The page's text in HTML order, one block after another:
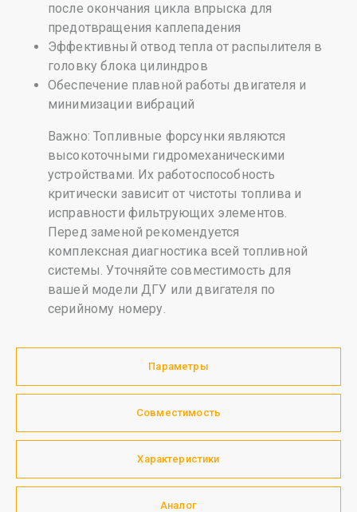
после окончания цикла впрыска для
предотвращения каплепадения
Эффективный отвод тепла от распылителя в
головку блока цилиндров
Обеспечение плавной работы двигателя и
минимизации вибраций
Важно: Топливные форсунки являются
высокоточными гидромеханическими
устройствами. Их работоспособность
критически зависит от чистоты топлива и
исправности фильтрующих элементов.
Перед заменой рекомендуется
комплексная диагностика всей топливной
системы. Уточняйте совместимость для
вашей модели ДГУ или двигателя по
серийному номеру.
Параметры
Совместимость
Характеристики
Аналог